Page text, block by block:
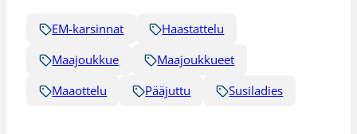
EM-karsinnat
Haastattelu
Maajoukkue
Maajoukkueet
Maaottelu
Pääjuttu Susiladies